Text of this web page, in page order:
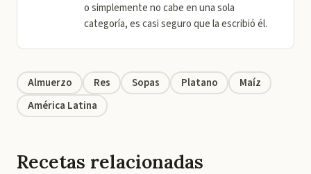
o simplemente no cabe en una sola
categoría, es casi seguro que la escribió él.
Almuerzo Res Sopas Platano
Maíz
América Latina
Recetas relacionadas